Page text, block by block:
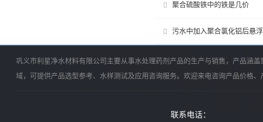
聚合硫酸铁中的铁是几价
污水中加入聚合氯化铝后悬浮
巩义市利星净水材料有限公司主要从事水处理药剂产品的生产与销售，产品涵
域，可提供产品选型参考、水样测试及应用咨询服务。欢迎来电咨询产品价格
联系电话：